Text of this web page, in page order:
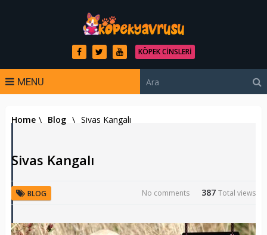
KÖPEK CINSLERI
MENU
Home \ Blog \ Sivas Kangalı
Sivas Kangalı
BLOG 387Total views
No comments